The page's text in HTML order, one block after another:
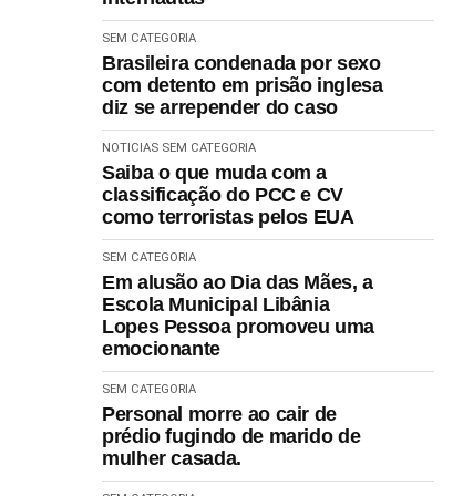
SEM CATEGORIA
Brasileira condenada por sexo
com detento em prisão inglesa
diz se arrepender do caso
NOTICIAS SEM CATEGORIA
Saiba o que muda com a
classificação do PCC e CV
como terroristas pelos EUA
SEM CATEGORIA
Em alusão ao Dia das Mães, a
Escola Municipal Libânia
Lopes Pessoa promoveu uma
emocionante
SEM CATEGORIA
Personal morre ao cair de
prédio fugindo de marido de
mulher casada.